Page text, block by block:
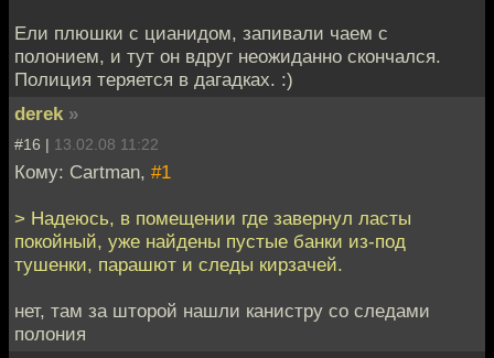
Ели плюшки с цианидом, запивали чаем с
полонием, и тут он вдруг неожиданно скончался.
Полиция теряется в дагадках. :)
derek »
#16 | 13.02.08 11:22
Кому: Cartman, #1
> Надеюсь, в помещении где завернул ласты
покойный, уже найдены пустые банки из-под
тушенки, парашют и следы кирзачей.
нет, там за шторой нашли канистру со следами
полония